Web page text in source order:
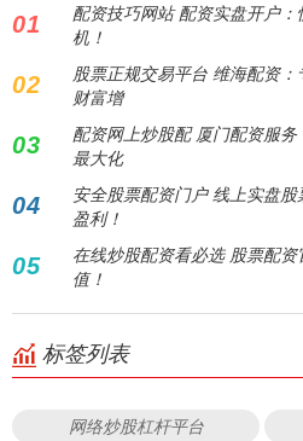
01
配资技巧网站 配资实盘开户
机！
02
股票正规交易平台 维海配资
财富增
03
配资网上炒股配 厦门配资服
最大化
04
安全股票配资门户 线上实盘
盈利！
05
在线炒股配资看必选 股票配
值！
标签列表
网络炒股杠杆平台